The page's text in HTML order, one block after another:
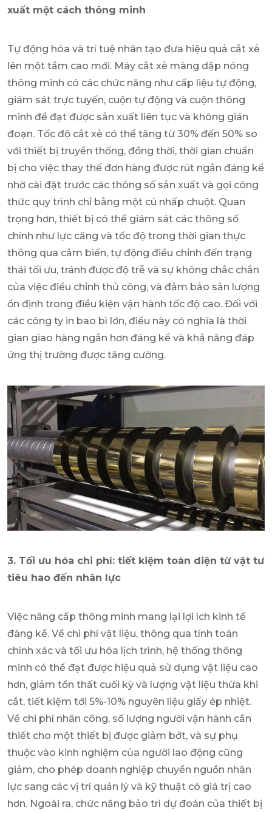
xuất một cách thông minh
Tự động hóa và trí tuệ nhân tạo đưa hiệu quả cắt xẻ
lên một tầm cao mới. Máy cắt xẻ màng dập nóng
thông minh có các chức năng như cấp liệu tự động,
giám sát trực tuyến, cuộn tự động và cuộn thông
minh để đạt được sản xuất liên tục và không gián
đoạn. Tốc độ cắt xẻ có thể tăng từ 30% đến 50% so
với thiết bị truyền thống, đồng thời, thời gian chuẩn
bị cho việc thay thế đơn hàng được rút ngắn đáng kể
nhờ cài đặt trước các thông số sản xuất và gọi công
thức quy trình chỉ bằng một cú nhấp chuột. Quan
trọng hơn, thiết bị có thể giám sát các thông số
chính như lực căng và tốc độ trong thời gian thực
thông qua cảm biến, tự động điều chỉnh đến trạng
thái tối ưu, tránh được độ trễ và sự không chắc chắn
của việc điều chỉnh thủ công, và đảm bảo sản lượng
ổn định trong điều kiện vận hành tốc độ cao. Đối với
các công ty in bao bì lớn, điều này có nghĩa là thời
gian giao hàng ngắn hơn đáng kể và khả năng đáp
ứng thị trường được tăng cường.
3. Tối ưu hóa chi phí: tiết kiệm toàn diện từ vật tư
tiêu hao đến nhân lực
Việc nâng cấp thông minh mang lại lợi ích kinh tế
đáng kể. Về chi phí vật liệu, thông qua tính toán
chính xác và tối ưu hóa lịch trình, hệ thống thông
minh có thể đạt được hiệu quả sử dụng vật liệu cao
hơn, giảm tổn thất cuối kỳ và lượng vật liệu thừa khi
cắt, tiết kiệm tới 5%-10% nguyên liệu giấy ép nhiệt.
Về chi phí nhân công, số lượng người vận hành cần
thiết cho một thiết bị được giảm bớt, và sự phụ
thuộc vào kinh nghiệm của người lao động cũng
giảm, cho phép doanh nghiệp chuyển nguồn nhân
lực sang các vị trí quản lý và kỹ thuật có giá trị cao
hơn. Ngoài ra, chức năng bảo trì dự đoán của thiết bị